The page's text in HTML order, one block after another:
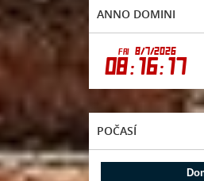
ANNO DOMINI
POČASÍ